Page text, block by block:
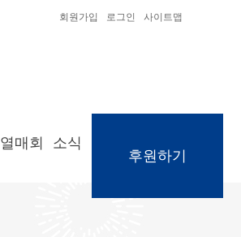
회원가입 로그인 사이트맵
열매회 소식
후원하기